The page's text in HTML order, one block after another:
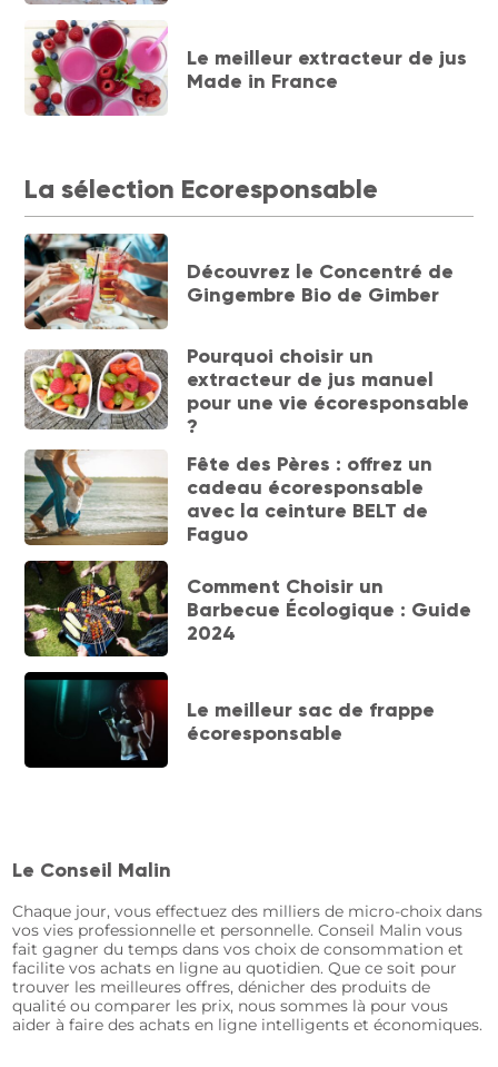
Le meilleur extracteur de jus
Made in France
La sélection Ecoresponsable
Découvrez le Concentré de
Gingembre Bio de Gimber
Pourquoi choisir un
extracteur de jus manuel
pour une vie écoresponsable
?
Fête des Pères : offrez un
cadeau écoresponsable
avec la ceinture BELT de
Faguo
Comment Choisir un
Barbecue Écologique : Guide
2024
Le meilleur sac de frappe
écoresponsable
Le Conseil Malin
Chaque jour, vous effectuez des milliers de micro-choix dans
vos vies professionnelle et personnelle. Conseil Malin vous
fait gagner du temps dans vos choix de consommation et
facilite vos achats en ligne au quotidien. Que ce soit pour
trouver les meilleures offres, dénicher des produits de
qualité ou comparer les prix, nous sommes là pour vous
aider à faire des achats en ligne intelligents et économiques.